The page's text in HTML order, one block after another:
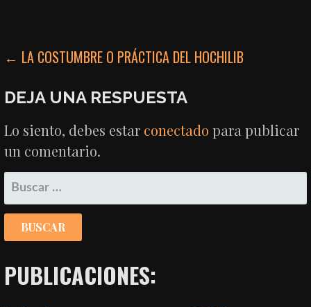
NAVEGACIÓN
DE
ENTRADAS
← LA COSTUMBRE O PRÁCTICA DEL HOCHILIB
DEJA UNA RESPUESTA
Lo siento, debes estar conectado para publicar
un comentario.
BUSCAR:
PUBLICACIONES: